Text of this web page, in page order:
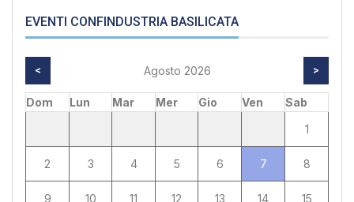
EVENTI CONFINDUSTRIA BASILICATA
< Agosto 2026 >
Dom Lun Mar Mer Gio Ven
Sab
1
2 3 4 5 6 7 8
9 10 11 12 13 14 15